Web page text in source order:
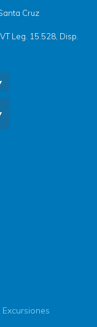
Cruz
Leg. 15.528, Disp.